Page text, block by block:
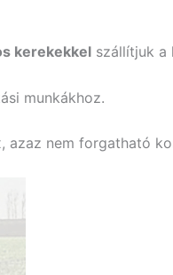
kerekekkel szállítjuk a
munkákhoz.
azaz nem forgatható